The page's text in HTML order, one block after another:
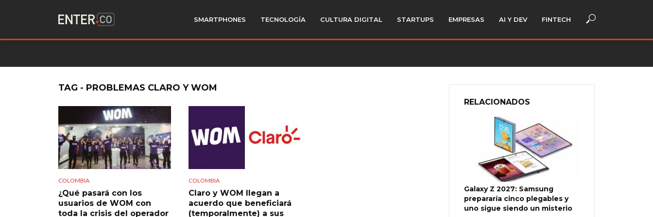
SMARTPHONES TECNOLOGÍA CULTURA DIGITAL STARTUPS EMPRESAS AI Y DEV FINTECH
TAG - PROBLEMAS CLARO Y WOM
COLOMBIA
¿Qué pasará con los
usuarios de WOM con
toda la crisis del operador
COLOMBIA
Claro y WOM llegan a
acuerdo que beneficiará
(temporalmente) a sus
RELACIONADOS
Galaxy Z 2027: Samsung
prepararía cinco plegables y
uno sigue siendo un misterio